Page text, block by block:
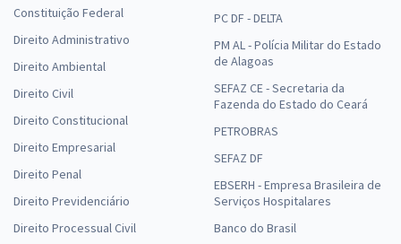
Constituição Federal
Direito Administrativo
Direito Ambiental
Direito Civil
Direito Constitucional
Direito Empresarial
Direito Penal
Direito Previdenciário
Direito Processual Civil
PC DF - DELTA
PM AL - Polícia Militar do Estado
de Alagoas
SEFAZ CE - Secretaria da
Fazenda do Estado do Ceará
PETROBRAS
SEFAZ DF
EBSERH - Empresa Brasileira de
Serviços Hospitalares
Banco do Brasil